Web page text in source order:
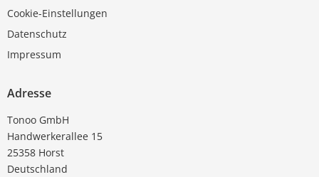
Cookie-Einstellungen
Datenschutz
Impressum
Adresse
Tonoo GmbH
Handwerkerallee 15
25358 Horst
Deutschland